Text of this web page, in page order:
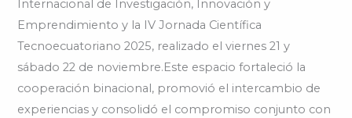
Internacional de Investigación, Innovación y
Emprendimiento y la IV Jornada Científica
Tecnoecuatoriano 2025, realizado el viernes 21 y
sábado 22 de noviembre.Este espacio fortaleció la
cooperación binacional, promovió el intercambio de
experiencias y consolidó el compromiso conjunto con